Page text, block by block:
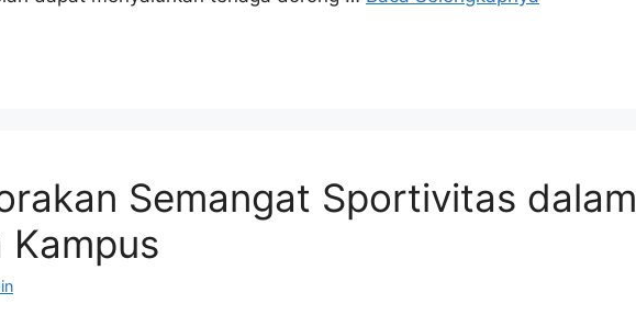
Semangat Sportivitas dalam
Kampus